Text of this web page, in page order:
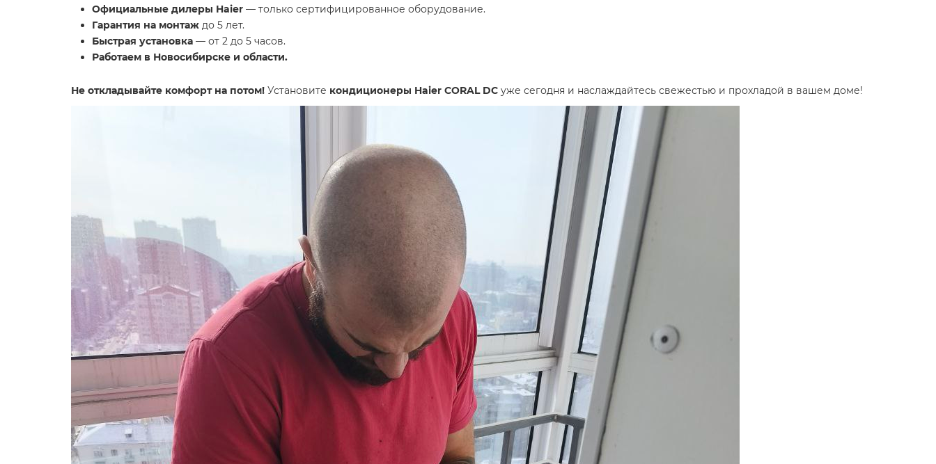
Официальные дилеры Haier — только сертифицированное оборудование.
Гарантия на монтаж до 5 лет.
Быстрая установка — от 2 до 5 часов.
Работаем в Новосибирске и области.
Не откладывайте комфорт на потом! Установите кондиционеры Haier CORAL DC уже сегодня и наслаждайтесь свежестью и прохладой в вашем доме!